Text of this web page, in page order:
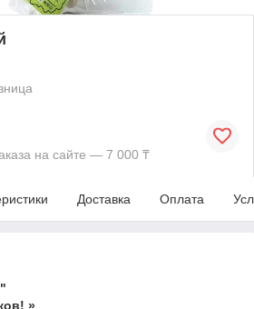
на сайте — 7 000 ₸
Доставка Оплата
»